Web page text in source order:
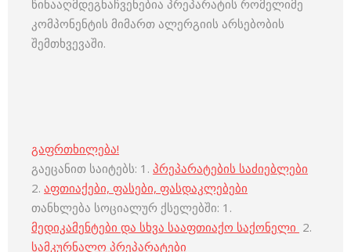
წინააღმდეგნაჩვენებია პრეპარატის რომელიმე
კომპონენტის მიმართ ალერგიის არსებობის
შემთხვევაში.
გაფრთხილება!
გაეცანით საიტებს: 1. პრეპარატების საძიებლები
2. აფთიაქები, ფასები, ფასდაკლებები
თანხლება სოციალურ ქსელებში: 1.
მედიკამენტები და სხვა სააფთიაქო საქონელი 2.
სამკურნალო პრეპარატები